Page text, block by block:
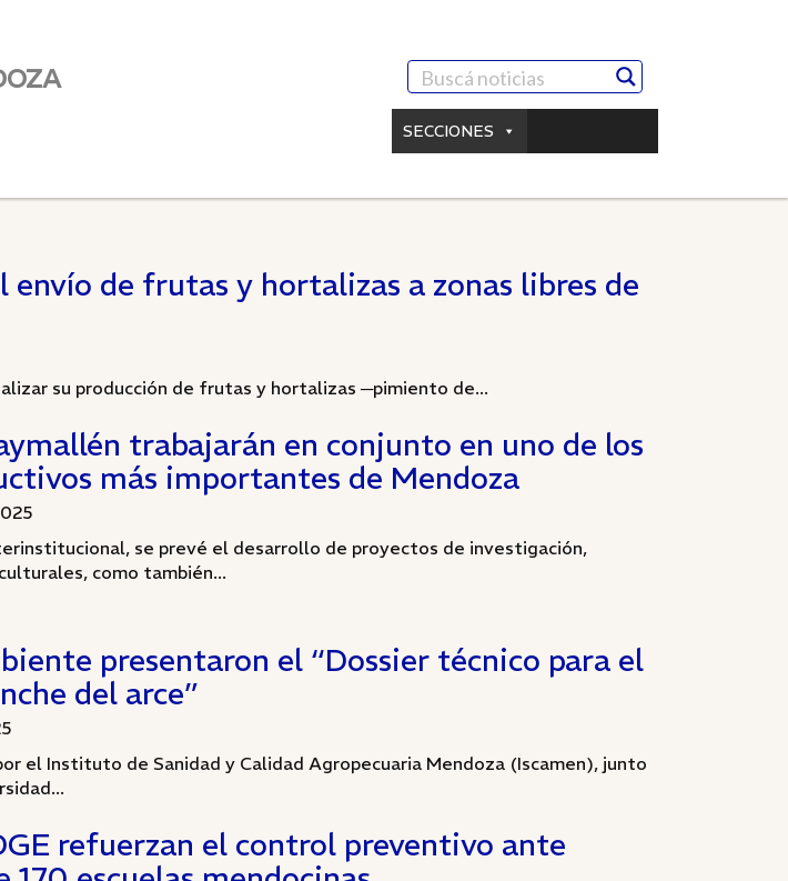
SECCIONES
envío de frutas y hortalizas a zonas libres de
su producción de frutas y hortalizas ─pimiento de...
trabajarán en conjunto en uno de los
más importantes de Mendoza
se prevé el desarrollo de proyectos de investigación,
como también...
presentaron el “Dossier técnico para el
del arce”
el Instituto de Sanidad y Calidad Agropecuaria Mendoza (Iscamen), junto
refuerzan el control preventivo ante